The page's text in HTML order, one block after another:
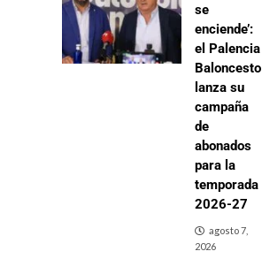
se
enciende’:
el Palencia
Baloncesto
lanza su
campaña
de
abonados
para la
temporada
2026-27
agosto 7,
2026